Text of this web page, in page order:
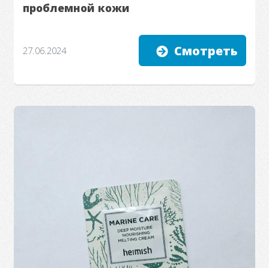
проблемной кожи
27.06.2024 Смотреть